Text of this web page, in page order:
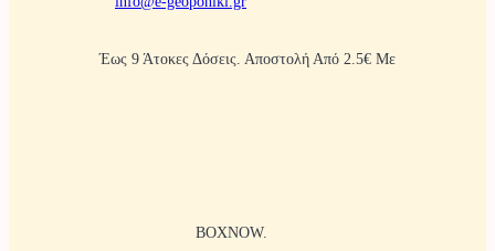
Έως 9 Άτοκες Δόσεις. Αποστολή Από 2.5€ Με
BOXNOW.